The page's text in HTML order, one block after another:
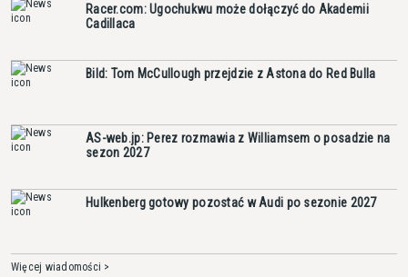
Racer.com: Ugochukwu może dołączyć do Akademii
Cadillaca
Bild: Tom McCullough przejdzie z Astona do Red Bulla
AS-web.jp: Perez rozmawia z Williamsem o posadzie na
sezon 2027
Hulkenberg gotowy pozostać w Audi po sezonie 2027
Więcej wiadomości >